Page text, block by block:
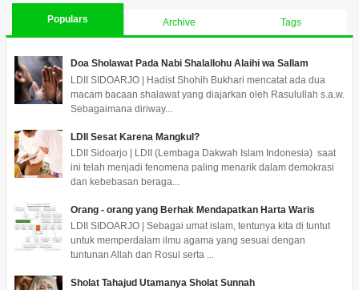
Populars Archive Tags
Doa Sholawat Pada Nabi Shalallohu Alaihi wa Sallam
LDII SIDOARJO | Hadist Shohih Bukhari mencatat ada dua
macam bacaan shalawat yang diajarkan oleh Rasulullah s.a.w.
Sebagaimana diriway...
LDII Sesat Karena Mangkul?
LDII Sidoarjo | LDII (Lembaga Dakwah Islam Indonesia) saat
ini telah menjadi fenomena paling menarik dalam demokrasi
dan kebebasan beraga...
Orang - orang yang Berhak Mendapatkan Harta Waris
LDII SIDOARJO | Sebagai umat islam, tentunya kita di tuntut
untuk memperdalam ilmu agama yang sesuai dengan
tuntunan Allah dan Rosul serta ...
Sholat Tahajud Utamanya Sholat Sunnah